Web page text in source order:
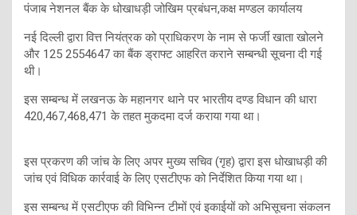
पंजाब नेशनल बैंक के धोखाधड़ी जोखिम प्रबंधन,कक्ष मण्डल कार्यालय
नई दिल्ली द्वारा वित्त नियंत्रक को प्राधिकरण के नाम से फर्जी खाता खोलने
और 125 2554647 का बैंक ड्राफ्ट आहरित कराने सम्बन्धी सूचना दी गई
थी।
इस सम्बन्ध में लखनऊ के महानगर थाने पर भारतीय दण्ड विधान की धारा
420,467,468,471 के तहत मुकदमा दर्ज कराया गया था।
इस प्रकरण की जांच के लिए अपर मुख्य सचिव (गृह) द्वारा इस धोखाधड़ी की
जांच एवं विधिक कार्रवाई के लिए एसटीएफ को निर्देशित किया गया था।
इस सम्बन्ध में एसटीएफ की विभिन्न टीमों एवं इकाईयों को अभिसूचना संकलन